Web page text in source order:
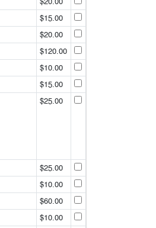
$15.00
$20.00
$120.00
$10.00
$15.00
$25.00
$25.00
$10.00
$60.00
$10.00